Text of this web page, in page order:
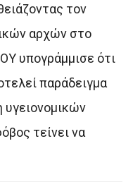
τον
αρχών στο
υπογράμμισε ότι
παράδειγμα
υγειονομικών
τείνει να